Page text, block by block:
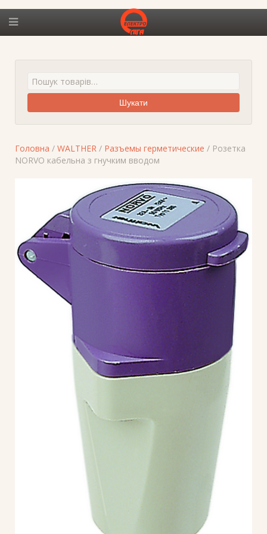
Шукати
Головна / WALTHER / Разъемы герметические / Розетка
NORVO кабельна з гнучким вводом